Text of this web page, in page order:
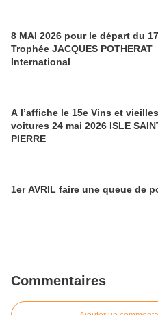
8 MAI 2026 pour le départ du
Trophée JACQUES POTHERAT
International
A l’affiche le 15e Vins et vieilles
voitures 24 mai 2026 ISLE SAINT
PIERRE
1er AVRIL faire une queue de
Commentaires